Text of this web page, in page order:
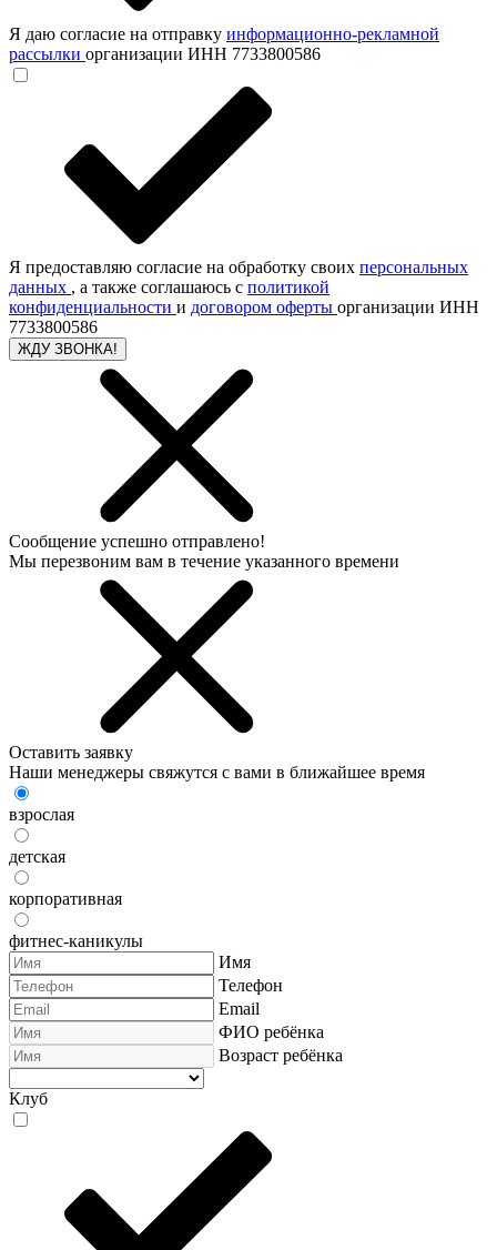
Я даю согласие на отправку информационно-рекламной
рассылки организации ИНН 7733800586
Я предоставляю согласие на обработку своих персональных
данных , а также соглашаюсь с политикой
конфиденциальности и договором оферты организации ИНН
7733800586
ЖДУ ЗВОНКА!
Сообщение успешно отправлено!
Мы перезвоним вам в течение указанного времени
Оставить заявку
Наши менеджеры свяжутся с вами в ближайшее время
взрослая
детская
корпоративная
фитнес-каникулы
Имя
Телефон
Email
ФИО ребёнка
Возраст ребёнка
Клуб